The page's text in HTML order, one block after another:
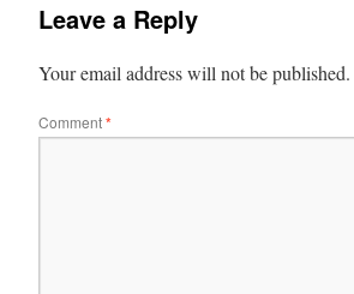
Leave a Reply
Your email address will not be published.
Comment*